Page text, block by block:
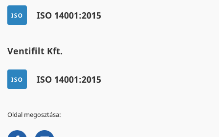
ISO 14001:2015
Ventifilt Kft.
ISO 14001:2015
Oldal megosztása: